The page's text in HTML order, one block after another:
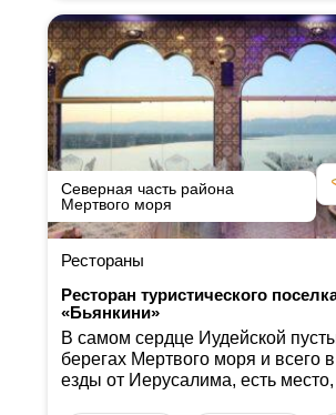
Северная часть района
Мертвого моря
Рестораны
Ресторан туристического
«Бьянкини»
В самом сердце Иудейской
берегах Мертвого моря и всего
езды от Иерусалима, есть место,